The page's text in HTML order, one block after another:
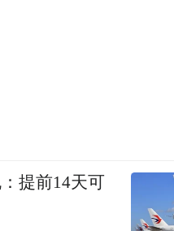
提前14天可